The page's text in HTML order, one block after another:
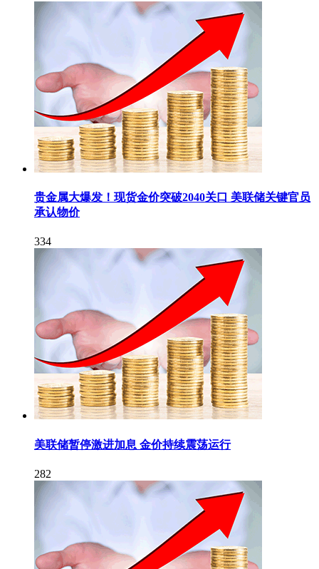
贵金属大爆发！现货金价突破2040关口 美联储关键官员
承认物价
334
美联储暂停激进加息 金价持续震荡运行
282